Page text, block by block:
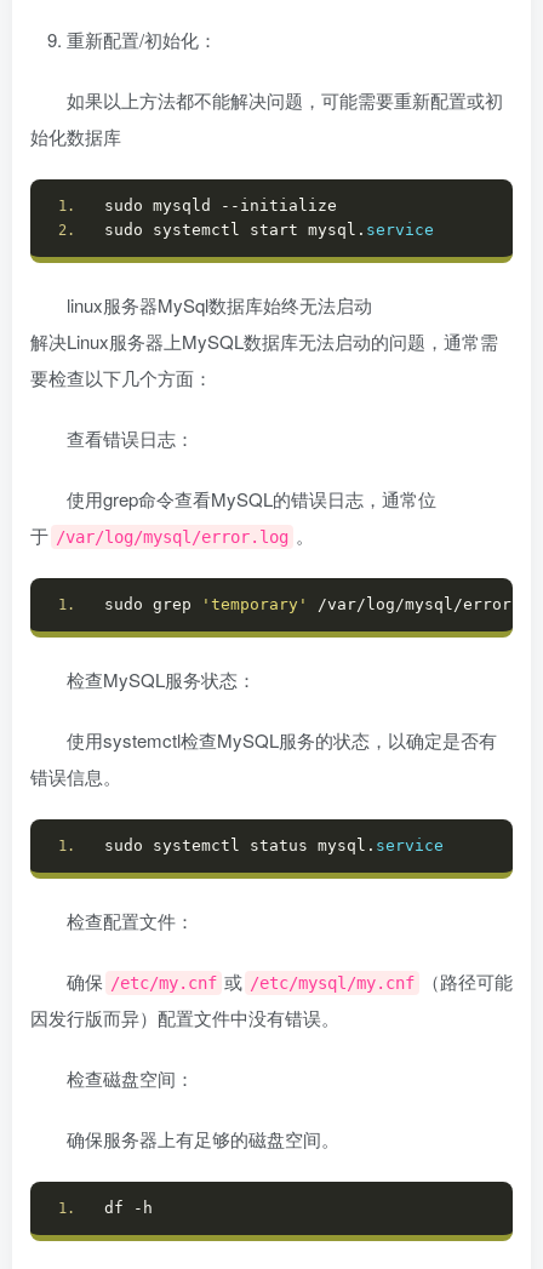
重新配置/初始化：
如果以上方法都不能解决问题，可能需要重新配置或初
始化数据库
sudo mysqld --initialize
sudo systemctl start mysql. service
linux服务器MySql数据库始终无法启动
解决Linux服务器上MySQL数据库无法启动的问题，通常需
要检查以下几个方面：
查看错误日志：
使用grep命令查看MySQL的错误日志，通常位
于 /var/log/mysql/error.log 。
sudo grep 'temporary' /var/log/mysql/error.
检查MySQL服务状态：
使用systemctl检查MySQL服务的状态，以确定是否有
错误信息。
sudo systemctl status mysql. service
检查配置文件：
确保 /etc/my.cnf 或 /etc/mysql/my.cnf
（路径可能
因发行版而异）配置文件中没有错误。
检查磁盘空间：
确保服务器上有足够的磁盘空间。
df -h